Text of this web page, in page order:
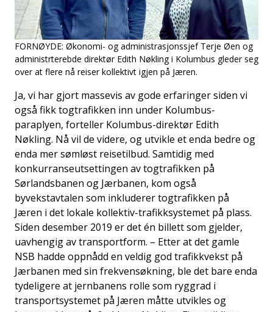
FORNØYDE: Økonomi- og administrasjonssjef Terje Øen og
administrterebde direktør Edith Nøkling i Kolumbus gleder seg
over at flere nå reiser kollektivt igjen på Jæren.
Ja, vi har gjort massevis av gode erfaringer siden vi
også fikk togtrafikken inn under Kolumbus-
paraplyen, forteller Kolumbus-direktør Edith
Nøkling. Nå vil de videre, og utvikle et enda bedre og
enda mer sømløst reisetilbud. Samtidig med
konkurranseutsettingen av togtrafikken på
Sørlandsbanen og Jærbanen, kom også
byvekstavtalen som inkluderer togtrafikken på
Jæren i det lokale kollektiv-trafikksystemet på plass.
Siden desember 2019 er det én billett som gjelder,
uavhengig av transportform. – Etter at det gamle
NSB hadde oppnådd en veldig god trafikkvekst på
Jærbanen med sin frekvensøkning, ble det bare enda
tydeligere at jernbanens rolle som ryggrad i
transportsystemet på Jæren måtte utvikles og